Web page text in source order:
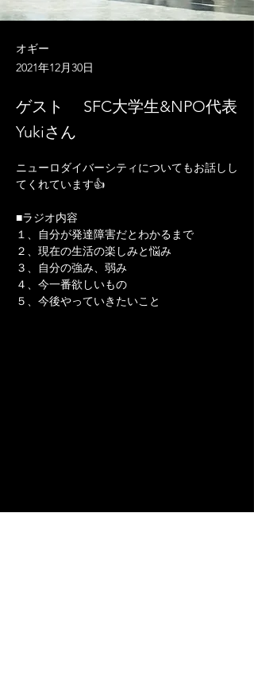
オギー
2021年12月30日
ゲスト SFC大学生&NPO代表
Yukiさん
ニューロダイバーシティについてもお話しし
てくれています👍
■ラジオ内容
１、自分が発達障害だとわかるまで
２、現在の生活の楽しみと悩み
３、自分の強み、弱み
４、今一番欲しいもの
５、今後やっていきたいこと